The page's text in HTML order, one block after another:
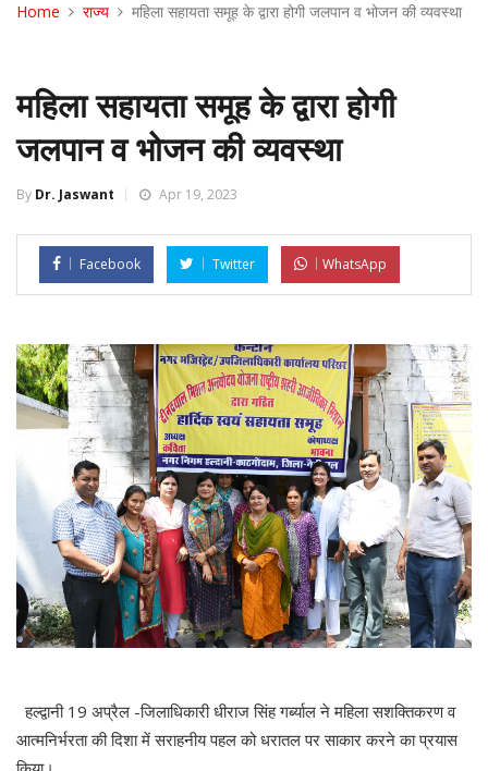
Home राज्य महिला सहायता समूह के द्वारा होगी जलपान व भोजन की व्यवस्था
महिला सहायता समूह के द्वारा होगी
जलपान व भोजन की व्यवस्था
By Dr. Jaswant Apr 19, 2023
Facebook Twitter WhatsApp
हल्द्वानी 19 अप्रैल -जिलाधिकारी धीराज सिंह गर्ब्याल ने महिला सशक्तिकरण व
आत्मनिर्भरता की दिशा में सराहनीय पहल को धरातल पर साकार करने का प्रयास